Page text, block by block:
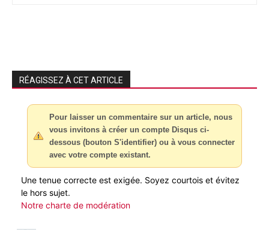
RÉAGISSEZ À CET ARTICLE
Pour laisser un commentaire sur un article, nous
vous invitons à créer un compte Disqus ci-
dessous (bouton S'identifier) ou à vous connecter
avec votre compte existant.
Une tenue correcte est exigée. Soyez courtois et évitez
le hors sujet.
Notre charte de modération